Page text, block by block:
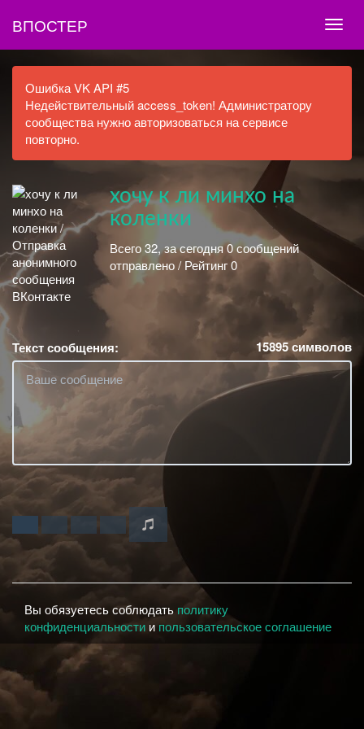
ВПОСТЕР
Ошибка VK API #5
Недействительный access_token! Администратору
сообщества нужно авторизоваться на сервисе
повторно.
хочу к ли минхо на
коленки
Всего 32, за сегодня 0 сообщений
отправлено / Рейтинг 0
Текст сообщения: 15895символов
Вы обязуетесь соблюдать политику
конфиденциальности и пользовательское соглашение